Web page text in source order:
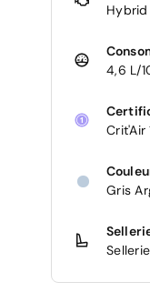
Hybrid
4,6 L/
Crit'Air
Gris